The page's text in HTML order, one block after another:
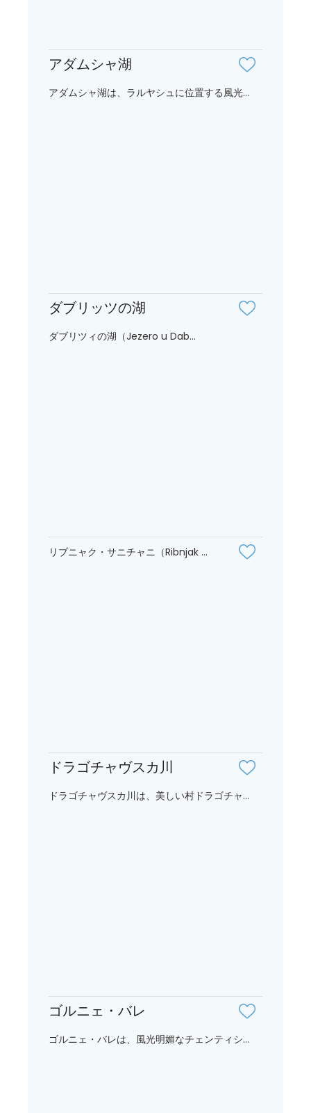
アダムシャ湖
アダムシャ湖は、ラルヤシュに位置する風光...
ダブリッツの湖
ダブリツィの湖（Jezero u Dab...
リブニャク・サニチャニ（Ribnjak ...
ドラゴチャヴスカ川
ドラゴチャヴスカ川は、美しい村ドラゴチャ...
ゴルニェ・バレ
ゴルニェ・バレは、風光明媚なチェンティシ...